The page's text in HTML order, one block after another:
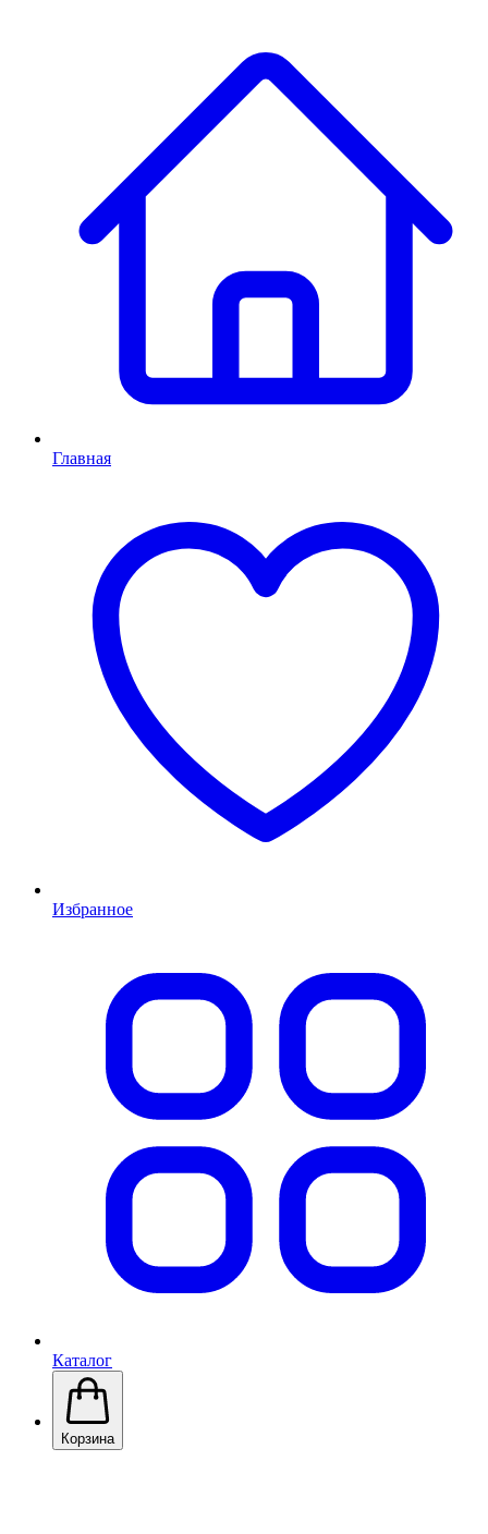
Главная
Избранное
Каталог
Корзина